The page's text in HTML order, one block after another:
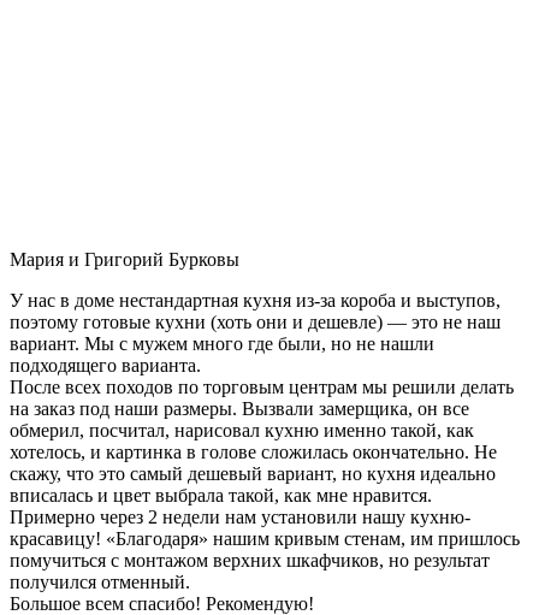
Мария и Григорий Бурковы
У нас в доме нестандартная кухня из-за короба и выступов,
поэтому готовые кухни (хоть они и дешевле) — это не наш
вариант. Мы с мужем много где были, но не нашли
подходящего варианта.
После всех походов по торговым центрам мы решили делать
на заказ под наши размеры. Вызвали замерщика, он все
обмерил, посчитал, нарисовал кухню именно такой, как
хотелось, и картинка в голове сложилась окончательно. Не
скажу, что это самый дешевый вариант, но кухня идеально
вписалась и цвет выбрала такой, как мне нравится.
Примерно через 2 недели нам установили нашу кухню-
красавицу! «Благодаря» нашим кривым стенам, им пришлось
помучиться с монтажом верхних шкафчиков, но результат
получился отменный.
Большое всем спасибо! Рекомендую!